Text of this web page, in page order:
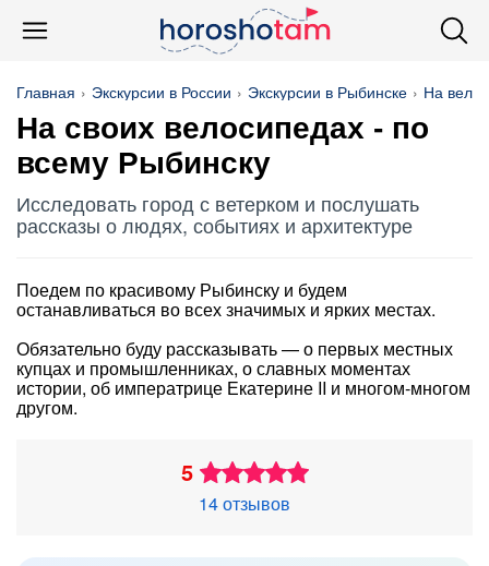
Главная Экскурсии в России Экскурсии в Рыбинске На
На своих велосипедах - по
всему Рыбинску
Исследовать город с ветерком и послушать
рассказы о людях, событиях и архитектуре
Поедем по красивому Рыбинску и будем
останавливаться во всех значимых и ярких местах.
Обязательно буду рассказывать — о первых местных
купцах и промышленниках, о славных моментах
истории, об императрице Екатерине II и многом-многом
другом.
5
14 отзывов